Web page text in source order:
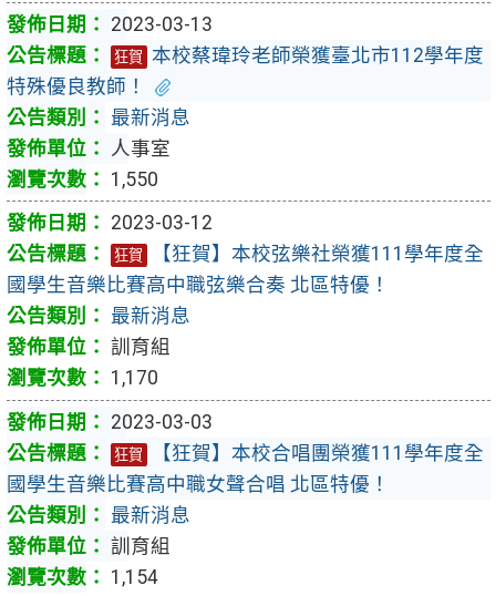
2023-03-13
狂賀
本校蔡瑋玲老師榮獲臺北市112學年度
特殊優良教師！
最新消息
人事室
1,550
2023-03-12
狂賀
【狂賀】本校弦樂社榮獲111學年度全
國學生音樂比賽高中職弦樂合奏 北區特優！
最新消息
訓育組
1,170
2023-03-03
狂賀
【狂賀】本校合唱團榮獲111學年度全
國學生音樂比賽高中職女聲合唱 北區特優！
最新消息
訓育組
1,154